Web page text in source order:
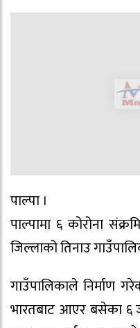
पाल्पा ।
पाल्पामा ६ कोरोना
जिल्लाको तिनाउ
गाउँपालिकाले निर्माण
भारतबाट आएर बसेका ६